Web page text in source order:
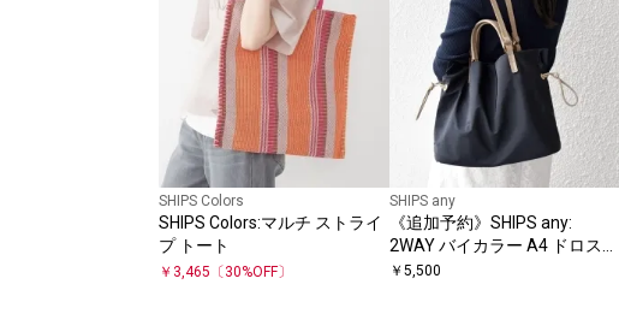
SHIPS Colors
SHIPS Colors:マルチ ストライ
プ トート
￥ 3,465 〔30%OFF〕
SHIPS any
《追加予約》SHIPS any:
2WAY バイカラー A4 ドロスト
トート バッグ
￥ 5,500